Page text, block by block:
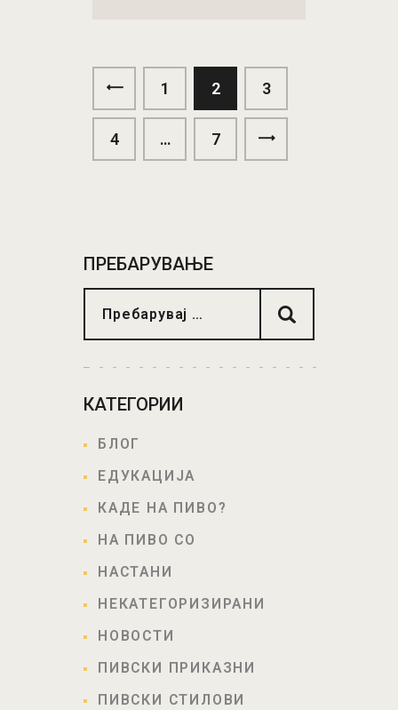
1 2 3
4 … 7
ПРЕБАРУВАЊЕ
КАТЕГОРИИ
БЛОГ
ЕДУКАЦИЈА
КАДЕ НА ПИВО?
НА ПИВО СО
НАСТАНИ
НЕКАТЕГОРИЗИРАНИ
НОВОСТИ
ПИВСКИ ПРИКАЗНИ
ПИВСКИ СТИЛОВИ